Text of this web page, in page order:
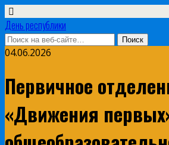
День республики
04.06.2026
Первичное
«Движения